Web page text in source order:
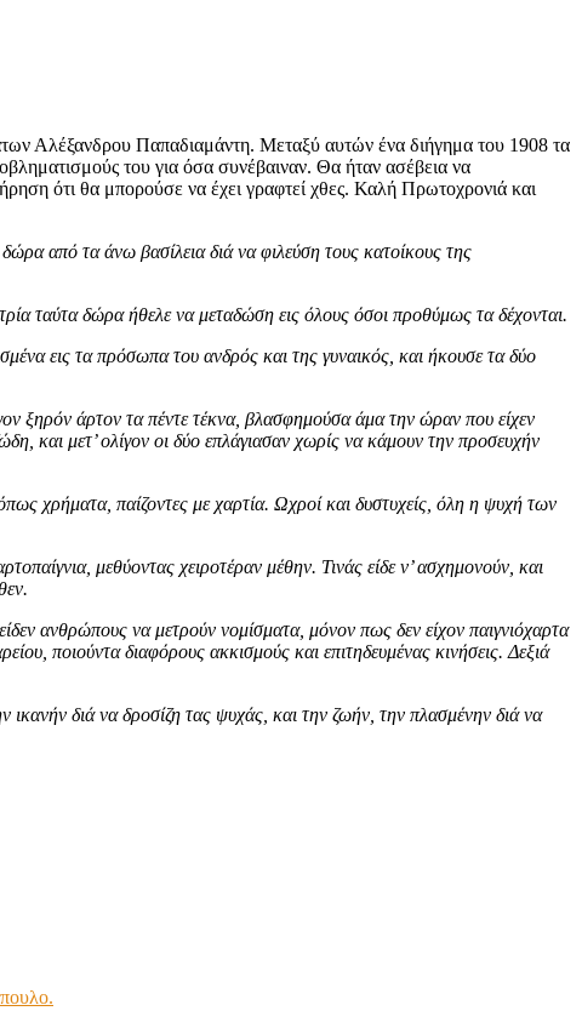
Αλέξανδρου Παπαδιαμάντη. Μεταξύ αυτών ένα διήγημα του 1908 τα
του για όσα συνέβαιναν. Θα ήταν ασέβεια να
ότι θα μπορούσε να έχει γραφτεί χθες. Καλή Πρωτοχρονιά και
από τα άνω βασίλεια διά να φιλεύση τους κατοίκους της
ταύτα δώρα ήθελε να μεταδώση εις όλους όσοι προθύμως τα δέχονται.
εις τα πρόσωπα του ανδρός και της γυναικός, και ήκουσε τα δύο
ξηρόν άρτον τα πέντε τέκνα, βλασφημούσα άμα την ώραν που είχεν
και μετ’ ολίγον οι δύο επλάγιασαν χωρίς να κάμουν την προσευχήν
χρήματα, παίζοντες με χαρτία. Ωχροί και δυστυχείς, όλη η ψυχή των
μεθύοντας χειροτέραν μέθην. Τινάς είδε ν’ ασχημονούν, και
ανθρώπους να μετρούν νομίσματα, μόνον πως δεν είχον παιγνιόχαρτα
ποιούντα διαφόρους ακκισμούς και επιτηδευμένας κινήσεις. Δεξιά
ικανήν διά να δροσίζη τας ψυχάς, και την ζωήν, την πλασμένην διά να